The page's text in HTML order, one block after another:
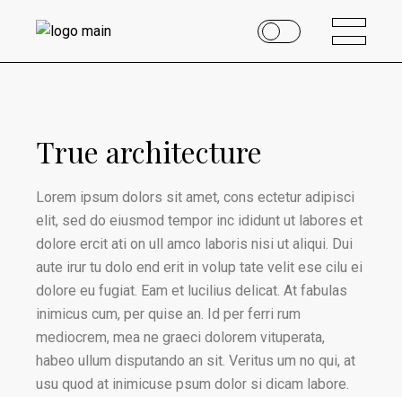
True architecture
Lorem ipsum dolors sit amet, cons ectetur adipisci
elit, sed do eiusmod tempor inc ididunt ut labores et
dolore ercit ati on ull amco laboris nisi ut aliqui. Dui
aute irur tu dolo end erit in volup tate velit ese cilu ei
dolore eu fugiat. Eam et lucilius delicat. At fabulas
inimicus cum, per quise an. Id per ferri rum
mediocrem, mea ne graeci dolorem vituperata,
habeo ullum disputando an sit. Veritus um no qui, at
usu quod at inimicuse psum dolor si dicam labore.